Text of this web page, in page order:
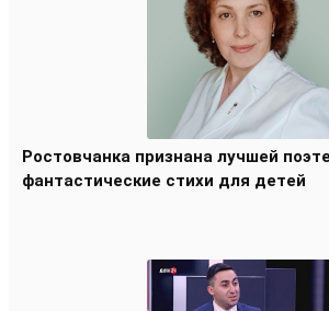
Ростовчанка признана лучшей
фантастические стихи для детей